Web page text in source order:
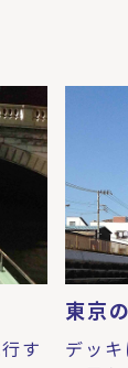
す
東京
デッ